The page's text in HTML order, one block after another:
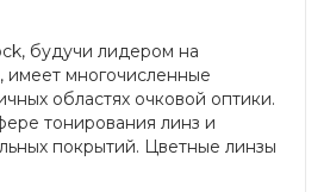
будучи лидером на
имеет многочисленные
областях очковой оптики.
тонирования линз и
покрытий. Цветные линзы